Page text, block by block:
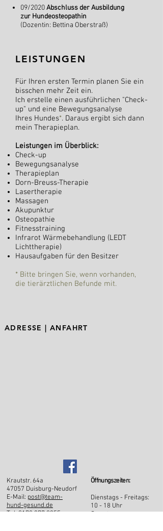
09/2020Abschluss der Ausbildung
zur Hundeosteopathin
(Dozentin: Bettina Oberstraß)
LEISTUNGEN
Für Ihren ersten Termin planen Sie ein
bisschen mehr Zeit ein.
Ich erstelle einen ausführlichen "Check-
up" und eine Bewegungsanalyse
Ihres Hundes*. Daraus ergibt sich dann
mein Therapieplan.
Leistungen im Überblick:
Check-up
Bewegungsanalyse
Therapieplan
Dorn-Breuss-Therapie
Lasertherapie
Massagen
Akupunktur
Osteopathie
Fitnesstraining
Infrarot Wärmebehandlung (LEDT
Lichttherapie)
Hausaufgaben für den Besitzer
* Bitte bringen Sie, wenn vorhanden,
die tierärztlichen Befunde mit.
ADRESSE | ANFAHRT
Krautstr. 64a
47057 Duisburg-Neudorf
E-Mail: post@team-
hund-gesund.de
Tel: 0173 377 0355
Öffnungszeiten:
Dienstags - Freitags:
10 - 18 Uhr
Samstags: